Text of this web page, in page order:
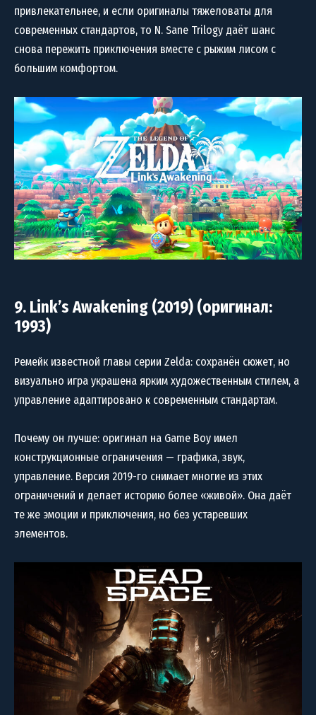
привлекательнее, и если оригиналы тяжеловаты для
современных стандартов, то N. Sane Trilogy даёт шанс
снова пережить приключения вместе с рыжим лисом с
большим комфортом.
9. Link’s Awakening (2019) (оригинал:
1993)
Ремейк известной главы серии Zelda: сохранён сюжет, но
визуально игра украшена ярким художественным стилем, а
управление адаптировано к современным стандартам.
Почему он лучше: оригинал на Game Boy имел
конструкционные ограничения — графика, звук,
управление. Версия 2019-го снимает многие из этих
ограничений и делает историю более «живой». Она даёт
те же эмоции и приключения, но без устаревших
элементов.